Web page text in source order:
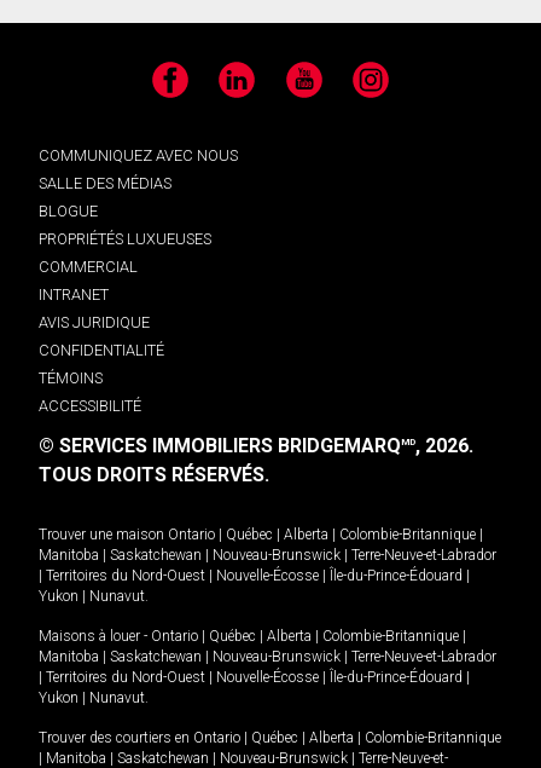
Facebook LinkedIn YouTube Instagram
COMMUNIQUEZ AVEC NOUS
SALLE DES MÉDIAS
BLOGUE
PROPRIÉTÉS LUXUEUSES
COMMERCIAL
INTRANET
AVIS JURIDIQUE
CONFIDENTIALITÉ
TÉMOINS
ACCESSIBILITÉ
© SERVICES IMMOBILIERS BRIDGEMARQMD, 2026.
TOUS DROITS RÉSERVÉS.
Trouver une maison Ontario Québec Alberta Colombie-Britannique
Manitoba
Saskatchewan Nouveau-Brunswick
Terre-Neuve-et-Labrador
Territoires du Nord-Ouest Nouvelle-Écosse Île-du-Prince-Édouard
Yukon
Nunavut.
Maisons à louer - Ontario Québec Alberta Colombie-Britannique
Manitoba
Saskatchewan Nouveau-Brunswick
Terre-Neuve-et-Labrador
Territoires du Nord-Ouest Nouvelle-Écosse Île-du-Prince-Édouard
Yukon
Nunavut.
Trouver des courtiers en Ontario Québec Alberta
Colombie-Britannique
Manitoba Saskatchewan Nouveau-Brunswick
Terre-Neuve-et-